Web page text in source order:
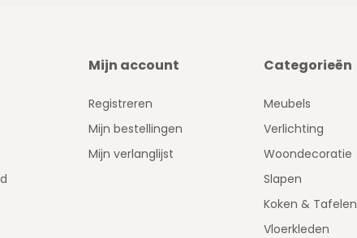
Mijn account
Registreren
Mijn bestellingen
Mijn verlanglijst
Categorieën
Meubels
Verlichting
Woondecoratie
Slapen
Koken & Tafelen
Vloerkleden